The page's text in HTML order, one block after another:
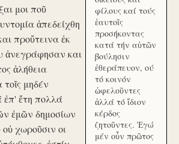
μοι ποῦ
ἀπεδείχθη
προὔτεινα ἐκ
ἀνεγράφησαν και
ἀλήθεια
μηδέν
ἔτη πολλά
ἐμῶν δημοσίων
χωροῦσιν οι
φίλους καί τούς
ἑαυτοῖς
προσήκοντας
κατά τήν αὑτῶν
βούλησιν
ἐθεράπευον, ού
τό κοινόν
ὠφελοῦντες
ἀλλά τό ἴδιον
κέρδος
ζητοῦντες. Ἐγώ
μέν οὖν πρῶτος